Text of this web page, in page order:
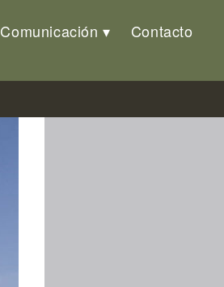
Comunicación Contacto